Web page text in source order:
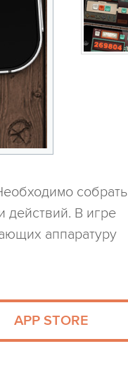
собрать
действий. В игре
аппаратуру
APP STORE